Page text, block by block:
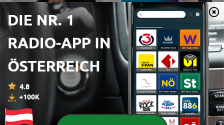
Dante Gebel Live Juanribe